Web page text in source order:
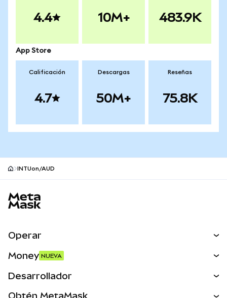
4.4 10M+ 483.9K
App Store
Calificación
4.7
Descargas
50M+
Reseñas
75.8K
INTUon/AUD
Operar
Money NUEVA
Desarrollador
Obtén MetaMask